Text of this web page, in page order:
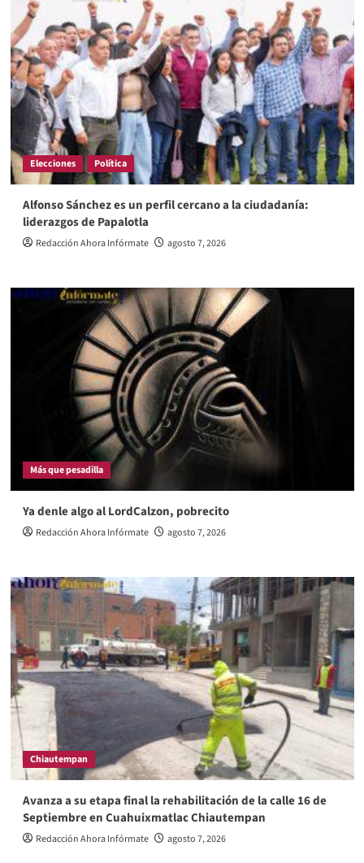
Elecciones Política
Alfonso Sánchez es un perfil cercano a la ciudadanía:
liderazgos de Papalotla
Redacción Ahora Infórmate agosto 7, 2026
Más que pesadilla
Ya denle algo al LordCalzon, pobrecito
Redacción Ahora Infórmate agosto 7, 2026
Chiautempan
Avanza a su etapa final la rehabilitación de la calle 16 de
Septiembre en Cuahuixmatlac Chiautempan
Redacción Ahora Infórmate agosto 7, 2026